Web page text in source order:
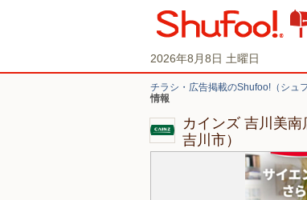
2026年8月8日 土曜日
チラシ・広告掲載のShufoo!（シュフ
情報
カインズ 吉川美
吉川市）